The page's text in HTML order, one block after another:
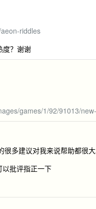
riddles
度？谢谢
games/1/92/91013/
很多建议对我来说帮助都很
批评指正一下